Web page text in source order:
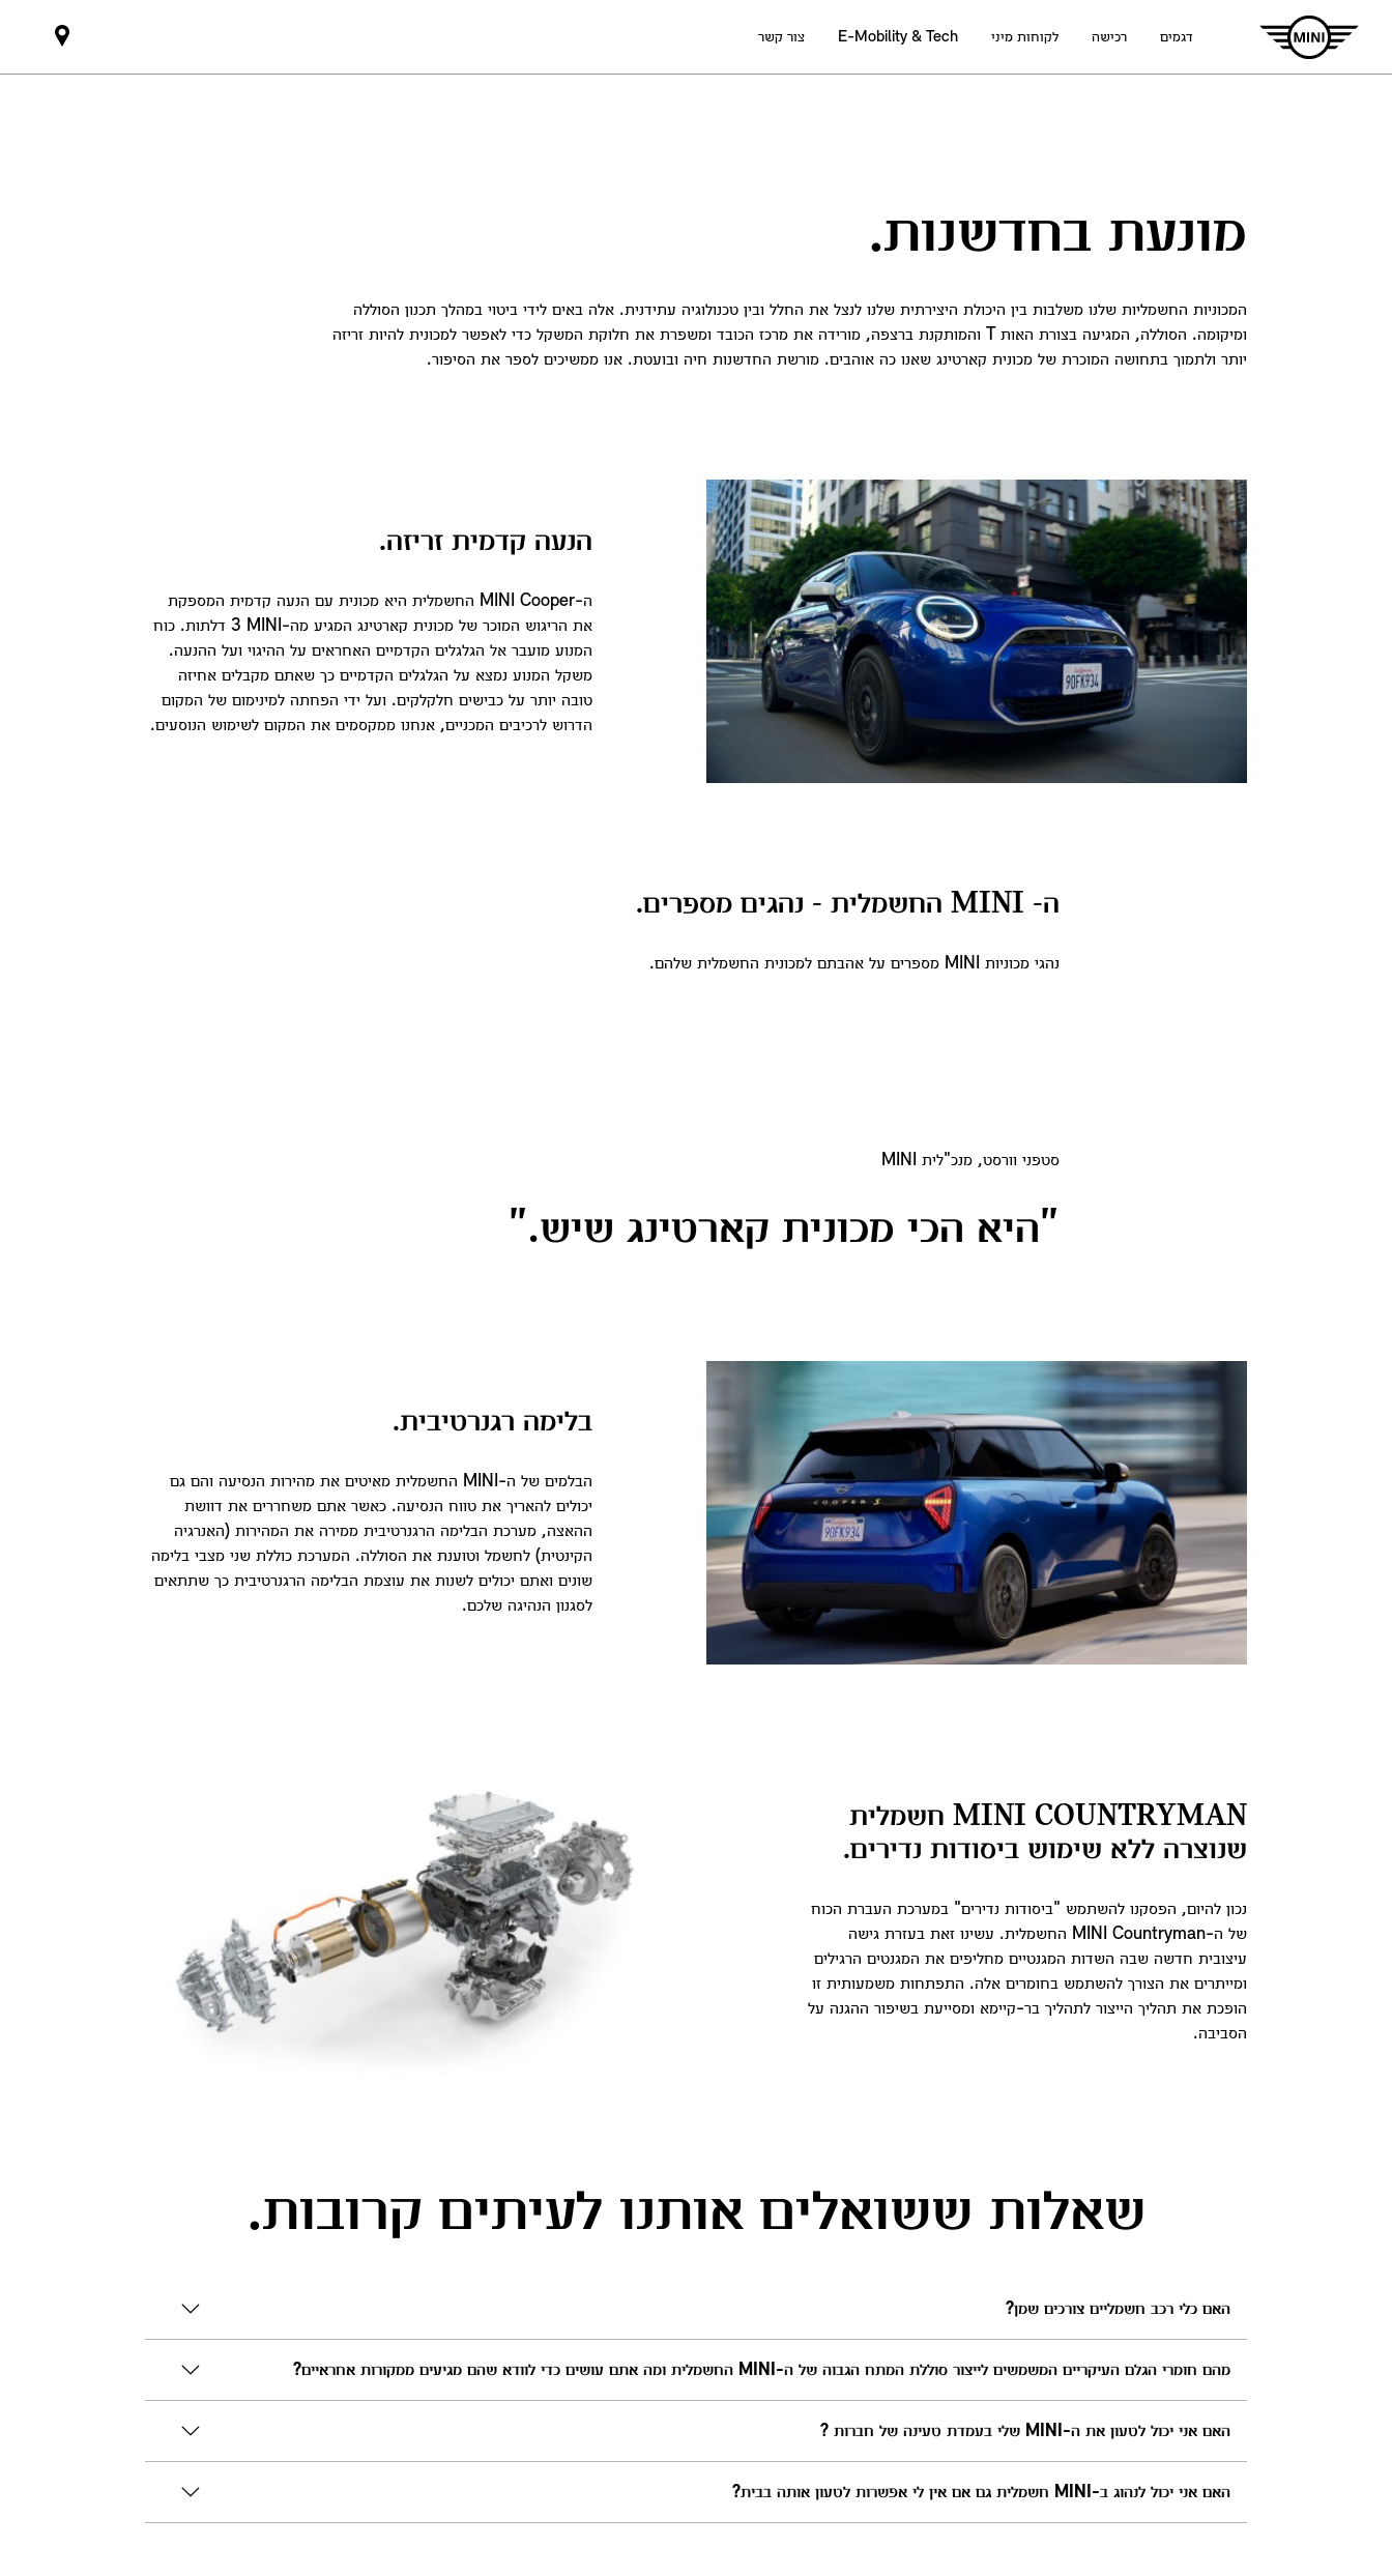
דגמים רכישה לקוחות מיני E-Mobility & Tech צור קשר
תצוגה
מונעת בחדשנות.
המכוניות החשמליות שלנו משלבות בין היכולת היצירתית שלנו לנצל את החלל ובין טכנולוגיה עתידנית. אלה באים לידי ביטוי במהלך תכנון הסוללה
ומיקומה. הסוללה, המגיעה בצורת האות T והמותקנת ברצפה, מורידה את מרכז הכובד ומשפרת את חלוקת המשקל כדי לאפשר למכונית להיות זריזה
יותר ולתמוך בתחושה המוכרת של מכונית קארטינג שאנו כה אוהבים. מורשת החדשנות חיה ובועטת. אנו ממשיכים לספר את הסיפור.
הנעה קדמית זריזה.
ה-MINI Cooper החשמלית היא מכונית עם הנעה קדמית המספקת
את הריגוש המוכר של מכונית קארטינג המגיע מה-MINI‏ 3 דלתות. כוח
המנוע מועבר אל הגלגלים הקדמיים האחראים על ההיגוי ועל ההנעה.
משקל המנוע נמצא על הגלגלים הקדמיים כך שאתם מקבלים אחיזה
טובה יותר על כבישים חלקלקים. ועל ידי הפחתה למינימום של המקום
הדרוש לרכיבים המכניים, אנחנו ממקסמים את המקום לשימוש הנוסעים.
ה- MINI החשמלית - נהגים מספרים.
נהגי מכוניות MINI מספרים על אהבתם למכונית החשמלית שלהם.
סטפני וורסט, מנכ"לית MINI
"היא הכי מכונית קארטינג שיש."
בלימה רגנרטיבית.
הבלמים של ה-MINI החשמלית מאיטים את מהירות הנסיעה והם גם
יכולים להאריך את טווח הנסיעה. כאשר אתם משחררים את דוושת
ההאצה, מערכת הבלימה הרגנרטיבית ממירה את המהירות (האנרגיה
הקינטית) לחשמל וטוענת את הסוללה. המערכת כוללת שני מצבי בלימה
שונים ואתם יכולים לשנות את עוצמת הבלימה הרגנרטיבית כך שתתאים
לסגנון הנהיגה שלכם.
MINI COUNTRYMAN חשמלית
שנוצרה ללא שימוש ביסודות נדירים.
נכון להיום, הפסקנו להשתמש "ביסודות נדירים" במערכת העברת הכוח
של ה-MINI Countryman החשמלית. עשינו זאת בעזרת גישה
עיצובית חדשה שבה השדות המגנטיים מחליפים את המגנטים הרגילים
ומייתרים את הצורך להשתמש בחומרים אלה. התפתחות משמעותית זו
הופכת את תהליך הייצור לתהליך בר-קיימא ומסייעת בשיפור ההגנה על
הסביבה.
שאלות ששואלים אותנו לעיתים קרובות.
האם כלי רכב חשמליים צורכים שמן?
מהם חומרי הגלם העיקריים המשמשים לייצור סוללת המתח הגבוה של ה-MINI החשמלית ומה אתם עושים כדי לוודא שהם מגיעים ממקורות אחראיים?
האם אני יכול לטעון את ה-MINI שלי בעמדת טעינה של חברות ?
האם אני יכול לנהוג ב-MINI חשמלית גם אם אין לי אפשרות לטעון אותה בבית?